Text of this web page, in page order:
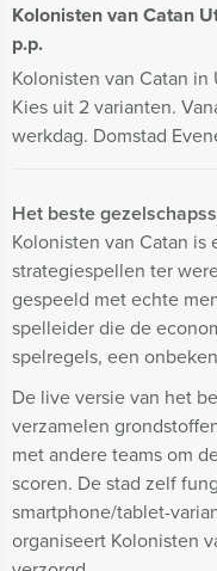
Kolonisten van Catan
p.p.
Kolonisten van Catan
Kies uit 2 varianten.
werkdag. Domstad
Het beste
Kolonisten van Catan
strategiespellen ter
gespeeld met echte
spelleider die de
spelregels, een
De live versie van het
verzamelen
met andere teams om
scoren. De stad zelf
smartphone/tablet-
organiseert Kolonisten